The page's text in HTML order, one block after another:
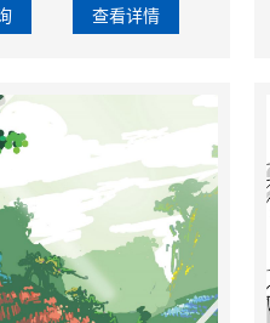
查看详情